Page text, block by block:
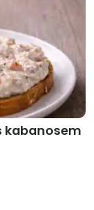
kabanosem